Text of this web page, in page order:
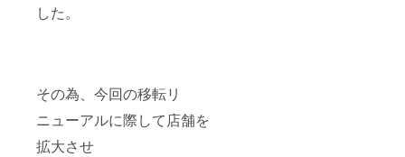
した。
その為、今回の移転リ
ニューアルに際して店舗を
拡大させ